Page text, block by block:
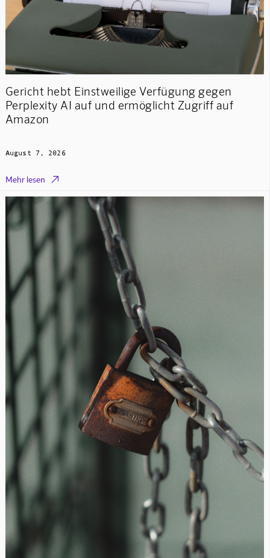
Gericht hebt Einstweilige Verfügung gegen
Perplexity AI auf und ermöglicht Zugriff auf
Amazon
August 7, 2026
Mehr lesen 